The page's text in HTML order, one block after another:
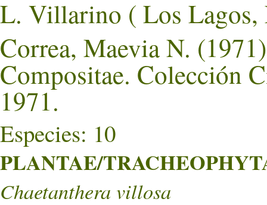
L. Villarino ( Los
Correa, Maevia N.
Compositae. Colección
1971.
Especies: 10
PLANTAE/
Chaetanthera villosa